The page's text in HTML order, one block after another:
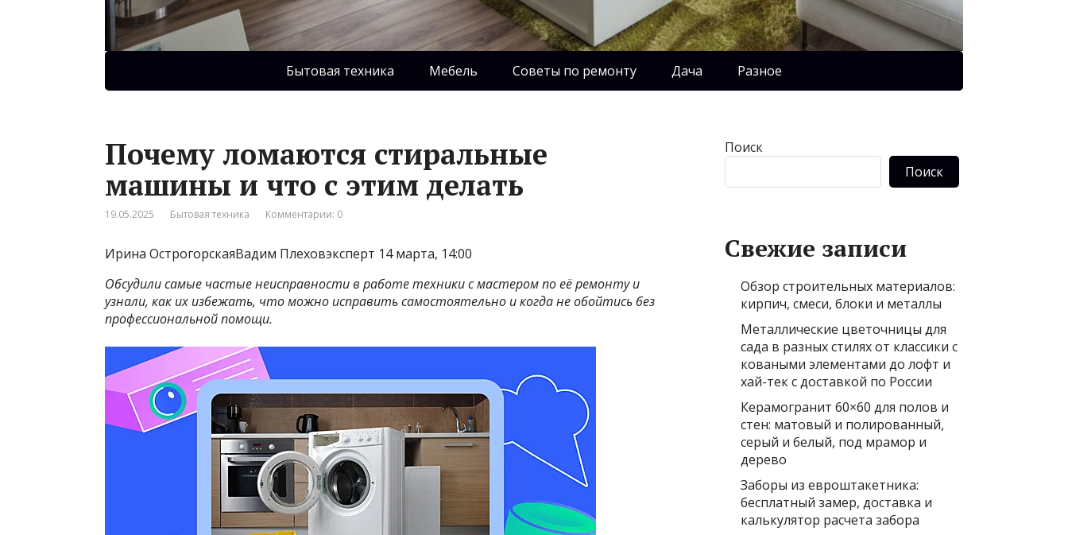
Бытовая техника Мебель Советы по ремонту Дача Разное
Почему ломаются стиральные
машины и что с этим делать
19.05.2025 Бытовая техника Комментарии: 0
Ирина ОстрогорскаяВадим Плеховэксперт 14 марта, 14:00
Обсудили самые частые неисправности в работе техники с мастером по её ремонту и
узнали, как их избежать, что можно исправить самостоятельно и когда не обойтись без
профессиональной помощи.
Поиск
Поиск
Свежие записи
Обзор строительных материалов:
кирпич, смеси, блоки и металлы
Металлические цветочницы для
сада в разных стилях от классики с
коваными элементами до лофт и
хай-тек с доставкой по России
Керамогранит 60×60 для полов и
стен: матовый и полированный,
серый и белый, под мрамор и
дерево
Заборы из евроштакетника:
бесплатный замер, доставка и
калькулятор расчета забора